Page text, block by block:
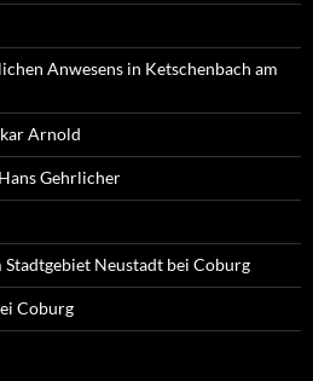
Anwesens in Ketschenbach am
Arnold
Gehrlicher
Neustadt bei Coburg
Coburg